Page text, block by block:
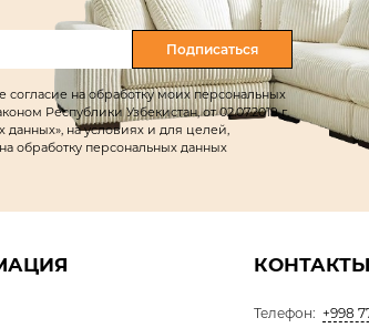
Подписаться
согласие на обработку моих персональных
Республики Узбекистан, от 02.07.2019 г.
на условиях и для целей,
обработку персональных данных
КОНТАКТЫ
Телефон: +998